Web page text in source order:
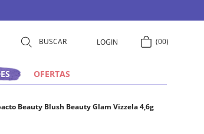
LOGIN 00
OFERTAS
Beauty Blush Beauty Glam Vizzela 4,6g